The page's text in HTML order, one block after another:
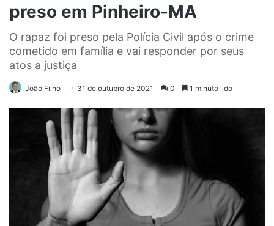
preso em Pinheiro-MA
O rapaz foi preso pela Polícia Civil após o crime
cometido em família e vai responder por seus
atos a justiça
João Filho 31 de outubro de 2021 0 1 minuto lido